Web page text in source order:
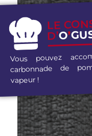
LE
D’O’
Vous pouvez
carbonnade de
vapeur !